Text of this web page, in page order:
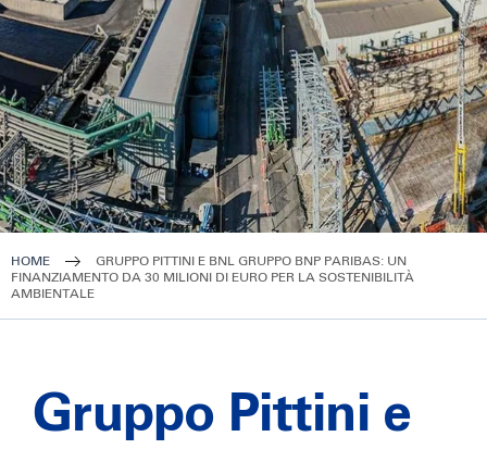
HOME
GRUPPO PITTINI E BNL GRUPPO BNP PARIBAS: UN
FINANZIAMENTO DA 30 MILIONI DI EURO PER LA SOSTENIBILITÀ
AMBIENTALE
Gruppo Pittini e